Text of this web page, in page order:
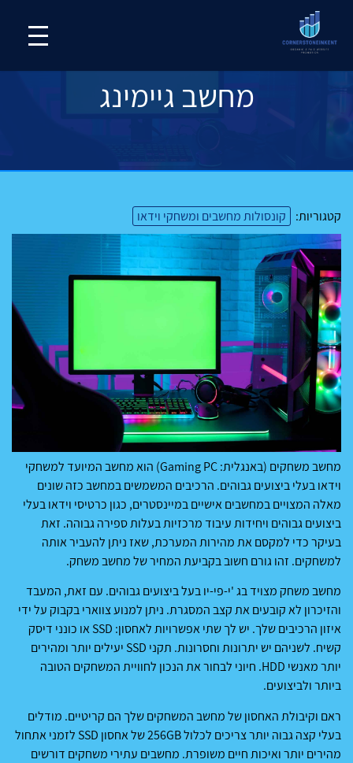
מחשב גיימינג
קטגוריות: קונסולות מחשבים ומשחקי וידאו
מחשב משחקים (באנגלית: Gaming PC) הוא מחשב המיועד למשחקי
וידאו בעלי ביצועים גבוהים. הרכיבים המשמשים במחשב כזה שונים
מאלה המצויים במחשבים אישיים במיינסטרים, כגון כרטיסי וידאו בעלי
ביצועים גבוהים ויחידות עיבוד מרכזיות בעלות ספירה גבוהה. זאת
בעיקר כדי למקסם את מהירות המערכת, שאז ניתן להעביר אותה
למשחקים. זהו גורם חשוב בקביעת המחיר של מחשב משחק.
מחשב משחק מצויד בג 'י-פי-יו בעל ביצועים גבוהים. עם זאת, המעבד
והזיכרון לא קובעים את קצב המסגרת. ניתן למנוע צווארי בקבוק על ידי
איזון הרכיבים שלך. יש לך שתי אפשרויות לאחסון: SSD או כונני דיסק
קשיח. לשניהם יש יתרונות וחסרונות. תקני SSD יעילים יותר ומהירים
יותר מאנשי HDD. חיוני לבחור את הנכון לחוויית המשחקים הטובה
ביותר ולביצועים.
ראם וקיבולת האחסון של מחשב המשחקים שלך הם קריטיים. מודלים
בעלי קצה גבוה יותר צריכים לכלול 256GB של אחסון SSD לזמני אתחול
מהירים יותר ואיכות חיים משופרת. מחשבים עתירי משחקים דורשים